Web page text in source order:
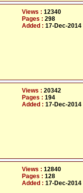
Views : 12340
Pages : 298
Added : 17-Dec-2014
Views : 20342
Pages : 194
Added : 17-Dec-2014
Views : 12840
Pages : 128
Added : 17-Dec-2014